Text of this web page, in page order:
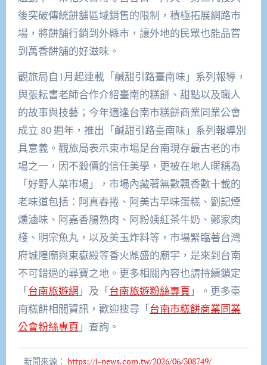
後突破傳統餅舖區域銷售的限制，積極拓展網路市
場，將餅舖行銷到外縣市，讓外地的民眾也能品嘗
到萬香餅舖的好滋味。
觀旅局自1月起連載「鹹甜引路臺南味」系列報導，
與張耘書老師合作介紹臺南的糕餅、甜點以及職人
的故事與技藝；今年適逢台南市糕餅商業同業公會
成立 80 週年，推出「鹹甜引路臺南味」系列報導別
具意義。觀旅局表示東市場是台南現存最古老的市
場之一，因不殺價的信任美學，更被在地人暱稱為
「好野人菜市場」，市場內藏著無數飄香數十載的
老味道包括：阿真春捲、阿美古早味蛋糕、劉記煙
燻滷味、阿嘉香腸熟肉、阿粉姨紅茶牛奶、鄭家肉
棧、明宗魚丸，以及美玉炸料等，市場緊臨著台灣
府城隍廟與東嶽殿等香火鼎盛的廟宇，是來到台南
不可錯過的尋寶之地。更多相關內容也請持續鎖定
「台南旅遊網 」及「台南旅遊粉絲專頁 」。更多臺
南糕餅相關資訊，歡迎搜尋「台南市糕餅商業同業
公會粉絲專頁 」查詢。
新聞來源： https://i-news.com.tw/2026/06/308749/